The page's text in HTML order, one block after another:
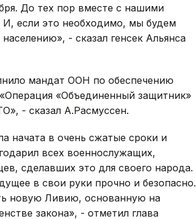
До тех пор вместе с нашими
если это необходимо, мы будем
- сказал генсек Альянса
мандат ООН по обеспечению
«Объединенный защитник»
- сказал А.Расмуссен.
начата в очень сжатые сроки и
всех военнослужащих,
сделавших это для своего народа.
в свои руки прочно и безопасно.
новую Ливию, основанную на
закона», - отметил глава